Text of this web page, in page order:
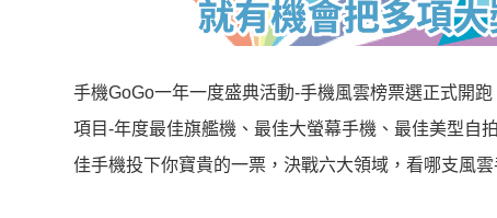
手機GoGo一年一度盛典活動-手機風雲榜票選正式開
項目-年度最佳旗艦機、最佳大螢幕手機、最佳美型自
佳手機投下你寶貴的一票，決戰六大領域，看哪支風雲